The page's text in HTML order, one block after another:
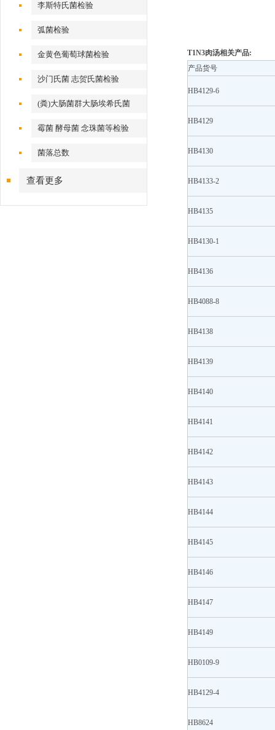
李斯特氏菌检验
弧菌检验
金黄色葡萄球菌检验
沙门氏菌 志贺氏菌检验
(粪)大肠菌群大肠埃希氏菌
霉菌 酵母菌 念珠菌等检验
菌落总数
查看更多
T1N3肉汤相关产品:
产品货号
HB4129-6
HB4129
HB4130
HB4133-2
HB4135
HB4130-1
HB4136
HB4088-8
HB4138
HB4139
HB4140
HB4141
HB4142
HB4143
HB4144
HB4145
HB4146
HB4147
HB4149
HB0109-9
HB4129-4
HB8624